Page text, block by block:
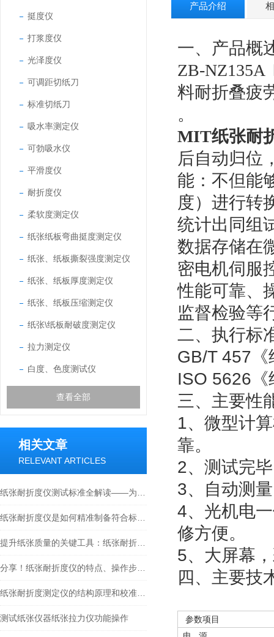
挺度仪
打浆度仪
光泽度仪
可调距切纸刀
标准切纸刀
吸水率测定仪
可勃吸水仪
平滑度仪
耐折度仪
柔软度测定仪
纸张纸板弯曲挺度测定仪
纸张、纸板撕裂强度测定仪
纸张、纸板厚度测定仪
纸张、纸板压缩测定仪
纸张\纸板耐破度测定仪
拉力测定仪
白度、色度测试仪
查看全部
相关文章
RELEVANT ARTICLES
测试纸张仪器纸张拉力仪功能操作
产品介绍
一、产品概
ZB-NZ135A
料耐折叠疲
。
MIT纸张耐
后自动归位
能：不但能
度）进行转
统计出同组
数据存储在
密电机伺服
性能可靠、
监督检验等
二、 执行标
GB/T 457《
ISO 5626《
三、 主要性
1、 微型计
靠。
2、测试完
3、自动测
4、光机电
修方便。
5、大屏幕
四、 主要技
参数项目